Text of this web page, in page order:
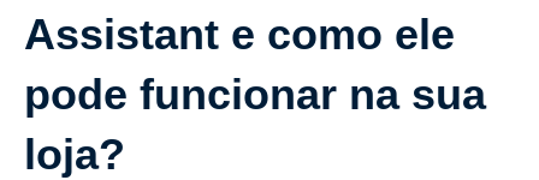
Assistant e como ele
pode funcionar na sua
loja?